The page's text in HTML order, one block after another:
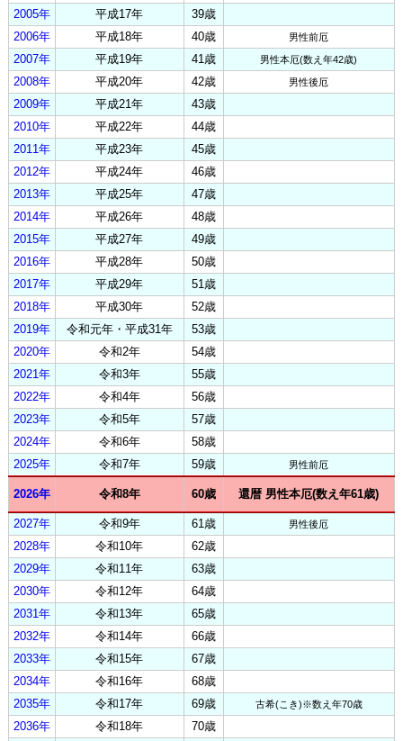
2005年
平成17年
39歳
2006年
平成18年 40歳 男性前厄
2007年 平成19年 41歳 男性本厄(数え年42歳)
2008年 平成20年 42歳 男性後厄
2009年 平成21年
43歳
2010年
平成22年
44歳
2011年
平成23年
45歳
2012年
平成24年
46歳
2013年
平成25年
47歳
2014年
平成26年
48歳
2015年
平成27年
49歳
2016年
平成28年
50歳
2017年
平成29年
51歳
2018年
平成30年
52歳
2019年
令和元年・平成31年
53歳
2020年
令和2年
54歳
2021年
令和3年
55歳
2022年
令和4年
56歳
2023年
令和5年
57歳
2024年
令和6年
58歳
2025年
令和7年 59歳 男性前厄
2026年 令和8年 60歳 還暦 男性本厄(数え年61歳)
2027年 令和9年 61歳 男性後厄
2028年 令和10年
62歳
2029年
令和11年
63歳
2030年
令和12年
64歳
2031年
令和13年
65歳
2032年
令和14年
66歳
2033年
令和15年
67歳
2034年
令和16年
68歳
2035年
令和17年 69歳 古希(こき)※数え年70歳
2036年 令和18年
70歳